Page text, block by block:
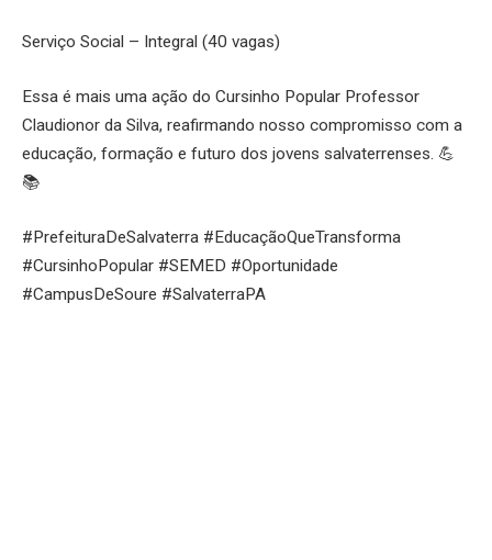
Serviço Social – Integral (40 vagas)
Essa é mais uma ação do Cursinho Popular Professor
Claudionor da Silva, reafirmando nosso compromisso com a
educação, formação e futuro dos jovens salvaterrenses. 💪
📚
#PrefeituraDeSalvaterra #EducaçãoQueTransforma
#CursinhoPopular #SEMED #Oportunidade
#CampusDeSoure #SalvaterraPA